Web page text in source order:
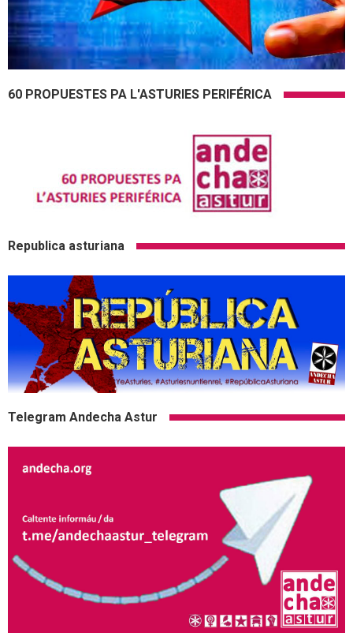
60 PROPUESTES PA L'ASTURIES PERIFÉRICA
Republica asturiana
Telegram Andecha Astur